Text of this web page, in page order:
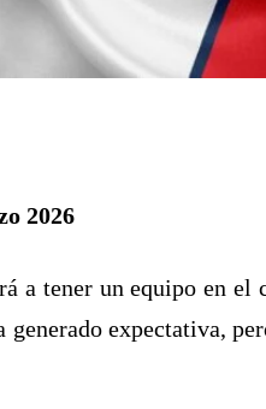
2026
a tener un equipo en
expectativa,